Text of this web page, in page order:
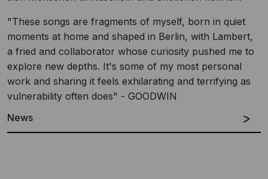
"These songs are fragments of myself, born in quiet
moments at home and shaped in Berlin, with Lambert,
a fried and collaborator whose curiosity pushed me to
explore new depths. It's some of my most personal
work and sharing it feels exhilarating and terrifying as
vulnerability often does" - GOODWIN
News